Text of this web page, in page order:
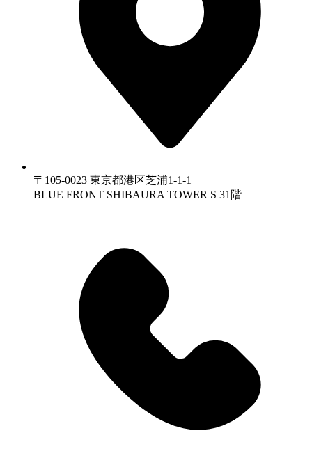
〒105-0023 東京都港区芝浦1-1-1
BLUE FRONT SHIBAURA TOWER S 31階